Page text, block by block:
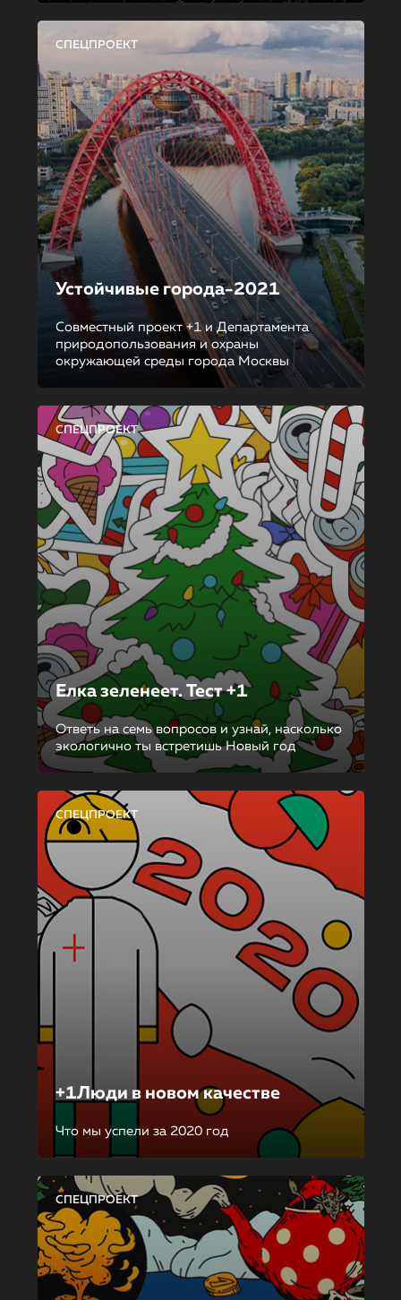
СПЕЦПРОЕКТ
Устойчивые города-2021
Совместный проект +1 и Департамента
природопользования и охраны
окружающей среды города Москвы
СПЕЦПРОЕКТ
Елка зеленеет. Тест +1
Ответь на семь вопросов и узнай, насколько
экологично ты встретишь Новый год
СПЕЦПРОЕКТ
+1Люди в новом качестве
Что мы успели за 2020 год
СПЕЦПРОЕКТ